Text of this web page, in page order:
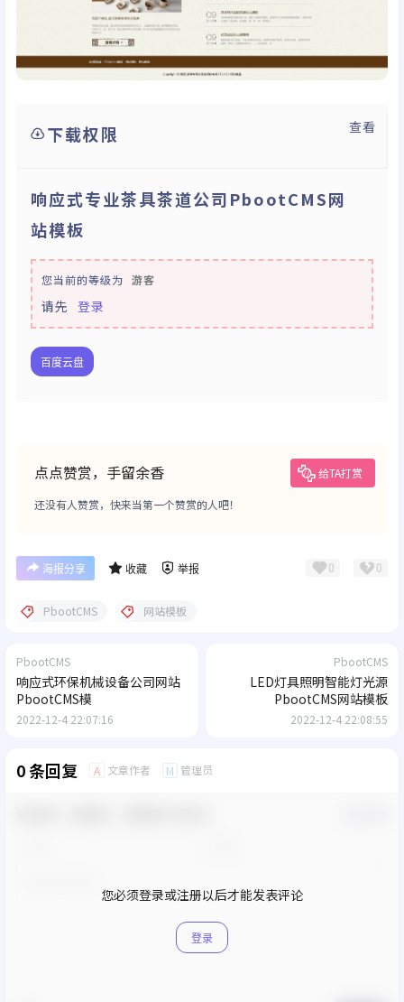
下载权限 查看
响应式专业茶具茶道公司PbootCMS网
站模板
您当前的等级为 游客
请先 登录
百度云盘
点点赞赏，手留余香 给TA打赏
还没有人赞赏，快来当第一个赞赏的人吧！
海报分享 收藏 举报 0 0
PbootCMS 网站模板
PbootCMS
响应式环保机械设备公司网站
PbootCMS模
2022-12-4 22:07:16
PbootCMS
LED灯具照明智能灯光源
PbootCMS网站模板
2022-12-4 22:08:55
0 条回复 A 文章作者 M 管理员
您必须登录或注册以后才能发表评论
登录